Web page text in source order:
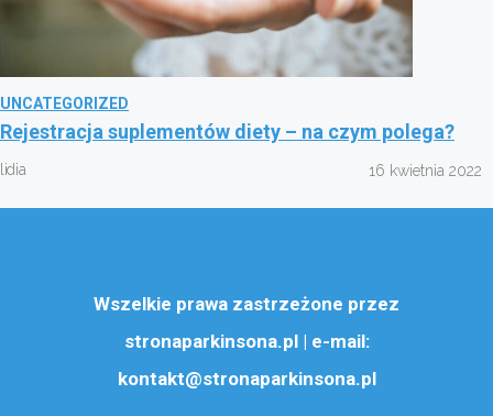
UNCATEGORIZED
Rejestracja suplementów diety – na czym polega?
lidia 16 kwietnia 2022
Wszelkie prawa zastrzeżone przez
stronaparkinsona.pl | e-mail:
kontakt@stronaparkinsona.pl